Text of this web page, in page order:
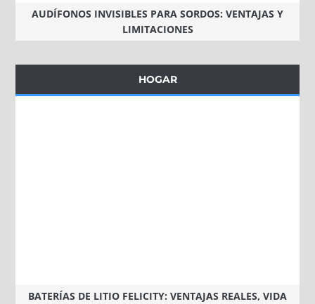
AUDÍFONOS INVISIBLES PARA SORDOS: VENTAJAS Y
LIMITACIONES
HOGAR
BATERÍAS DE LITIO FELICITY: VENTAJAS REALES, VIDA